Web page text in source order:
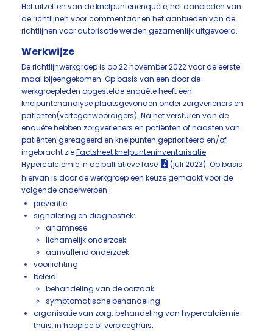
Het uitzetten van de knelpuntenenquête, het aanbieden van
de richtlijnen voor commentaar en het aanbieden van de
richtlijnen voor autorisatie werden gezamenlijk uitgevoerd.
Werkwijze
De richtlijnwerkgroep is op 22 november 2022 voor de eerste
maal bijeengekomen. Op basis van een door de
werkgroepleden opgestelde enquête heeft een
knelpuntenanalyse plaatsgevonden onder zorgverleners en
patiënten(vertegenwoordigers). Na het versturen van de
enquête hebben zorgverleners en patiënten of naasten van
patiënten gereageerd en knelpunten geprioriteerd en/of
ingebracht zieFactsheet knelpunteninventarisatie
Hypercalciëmie in de palliatieve fase
(juli 2023). Op basis
hiervan is door de werkgroep een keuze gemaakt voor de
volgende onderwerpen:
preventie
signalering en diagnostiek:
anamnese
lichamelijk onderzoek
aanvullend onderzoek
voorlichting
beleid:
behandeling van de oorzaak
symptomatische behandeling
organisatie van zorg: behandeling van hypercalciëmie
thuis, in hospice of verpleeghuis.